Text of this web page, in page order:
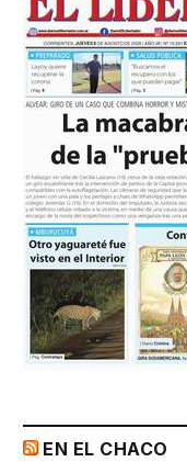
EN EL CHACO